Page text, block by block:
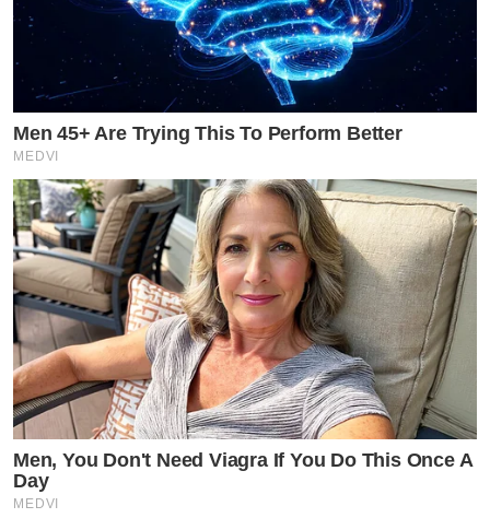
Men 45+ Are Trying This To Perform Better
MEDVI
Men, You Don't Need Viagra If You Do This Once A
Day
MEDVI